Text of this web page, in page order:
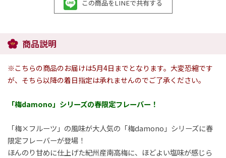
この商品をLINEで共有する
商品説明
※こちらの商品のお届けは5月4日までとなります。大変恐縮です
が、そちら以降の着日指定は承れませんのでご了承ください。
「梅damono」シリーズの春限定フレーバー！
「梅×フルーツ」の風味が大人気の「梅damono」シリーズに春
限定フレーバーが登場！
ほんのり甘めに仕上げた紀州産南高梅に、ほどよい塩味が感じら